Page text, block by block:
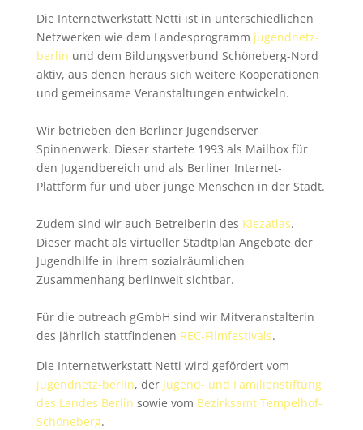
Die Internetwerkstatt Netti ist in unterschiedlichen
Netzwerken wie dem Landesprogramm jugendnetz-
berlin und dem Bildungsverbund Schöneberg-Nord
aktiv, aus denen heraus sich weitere Kooperationen
und gemeinsame Veranstaltungen entwickeln.
Wir betrieben den Berliner Jugendserver
Spinnenwerk. Dieser startete 1993 als Mailbox für
den Jugendbereich und als Berliner Internet-
Plattform für und über junge Menschen in der Stadt.
Zudem sind wir auch Betreiberin des Kiezatlas.
Dieser macht als virtueller Stadtplan Angebote der
Jugendhilfe in ihrem sozialräumlichen
Zusammenhang berlinweit sichtbar.
Für die outreach gGmbH sind wir Mitveranstalterin
des jährlich stattfindenen REC-Filmfestivals.
Die Internetwerkstatt Netti wird gefördert vom
jugendnetz-berlin, der Jugend- und Familienstiftung
des Landes Berlin sowie vom Bezirksamt Tempelhof-
Schöneberg.